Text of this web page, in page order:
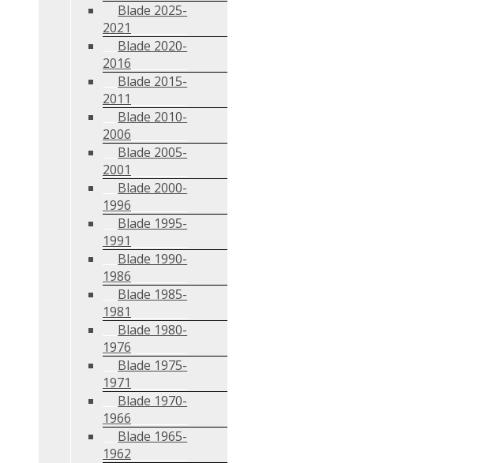
Blade 2025-
2021
Blade 2020-
2016
Blade 2015-
2011
Blade 2010-
2006
Blade 2005-
2001
Blade 2000-
1996
Blade 1995-
1991
Blade 1990-
1986
Blade 1985-
1981
Blade 1980-
1976
Blade 1975-
1971
Blade 1970-
1966
Blade 1965-
1962